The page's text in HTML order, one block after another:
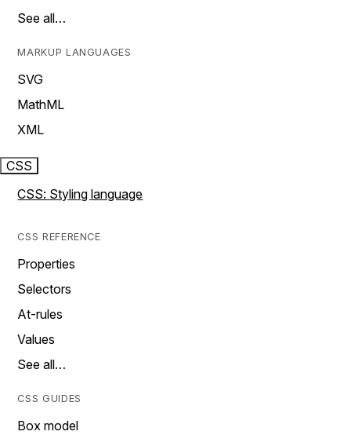
See all…
MARKUP LANGUAGES
SVG
MathML
XML
CSS
CSS: Styling language
CSS REFERENCE
Properties
Selectors
At-rules
Values
See all…
CSS GUIDES
Box model